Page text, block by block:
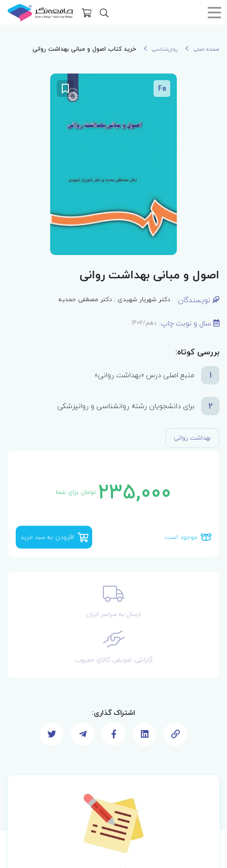
صفحه اصلی روان‌شناسی خرید کتاب اصول و مبانی بهداشت روانی
Fa
اصول و مبانی بهداشت روانی
نویسندگان: دکتر شهریار شهیدی ,دکتر مصطفی حمدیه
سال و نوبت چاپ: دهم/1402
بررسی کوتاه:
1
منبع اصلی درس «بهداشت روانی»
2 برای دانشجویان رشته روانشناسی و روانپزشکی
بهداشت روانی
235,000 تومان برای شما
موجود است افزودن به سبد خرید
ارسال به سراسر ایران
گارانتی تعویض کالای معیوب
اشتراک گذاری: